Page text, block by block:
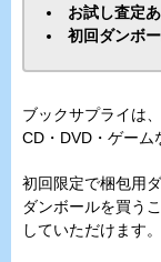
お試し査定
初回ダンボ
ブックサプライは
CD・DVD・ゲーム
初回限定で梱包用
ダンボールを買う
していただけます。